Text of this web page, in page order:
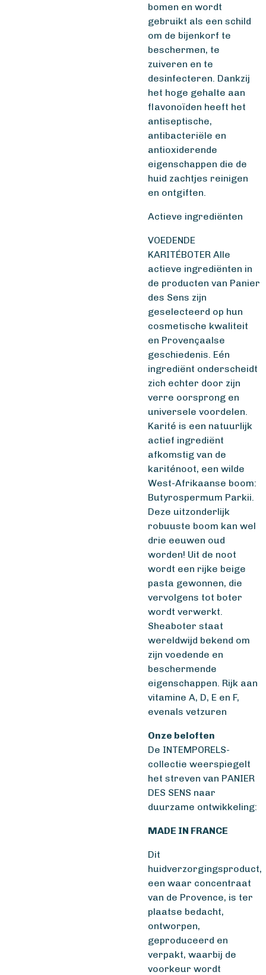
bomen en wordt
gebruikt als een schild
om de bijenkorf te
beschermen, te
zuiveren en te
desinfecteren. Dankzij
het hoge gehalte aan
flavonoïden heeft het
antiseptische,
antibacteriële en
antioxiderende
eigenschappen die de
huid zachtjes reinigen
en ontgiften.
Actieve ingrediënten
VOEDENDE
KARITÉBOTER Alle
actieve ingrediënten in
de producten van Panier
des Sens zijn
geselecteerd op hun
cosmetische kwaliteit
en Provençaalse
geschiedenis. Eén
ingrediënt onderscheidt
zich echter door zijn
verre oorsprong en
universele voordelen.
Karité is een natuurlijk
actief ingrediënt
afkomstig van de
kariténoot, een wilde
West-Afrikaanse boom:
Butyrospermum Parkii.
Deze uitzonderlijk
robuuste boom kan wel
drie eeuwen oud
worden! Uit de noot
wordt een rijke beige
pasta gewonnen, die
vervolgens tot boter
wordt verwerkt.
Sheaboter staat
wereldwijd bekend om
zijn voedende en
beschermende
eigenschappen. Rijk aan
vitamine A, D, E en F,
evenals vetzuren
Onze beloften
De INTEMPORELS-
collectie weerspiegelt
het streven van PANIER
DES SENS naar
duurzame ontwikkeling:
MADE IN FRANCE
Dit
huidverzorgingsproduct,
een waar concentraat
van de Provence, is ter
plaatse bedacht,
ontworpen,
geproduceerd en
verpakt, waarbij de
voorkeur wordt